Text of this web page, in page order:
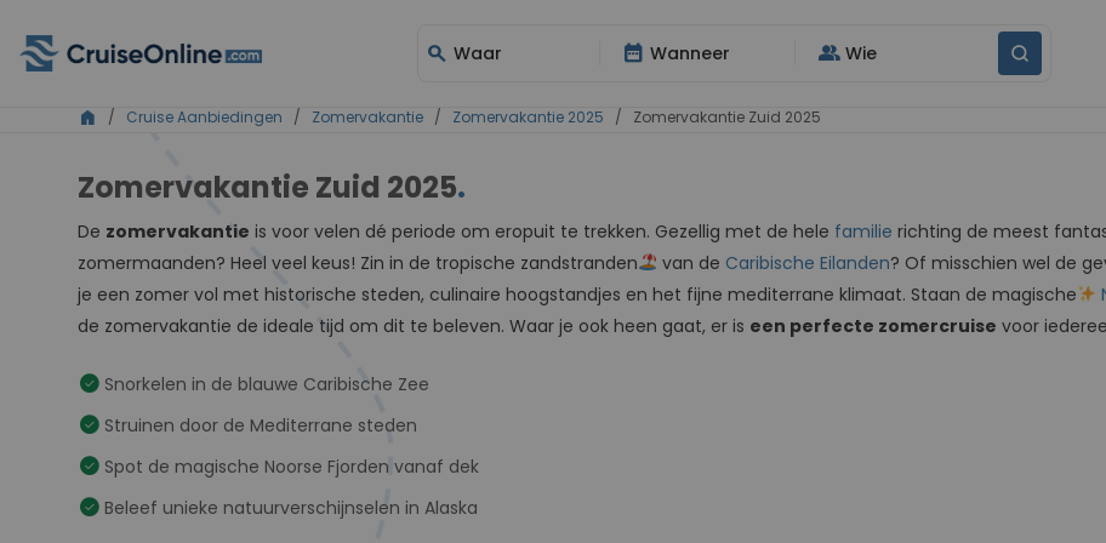
search Waar date_range Wanneer group Wie
home / Cruise Aanbiedingen / Zomervakantie / Zomervakantie 2025 / Zomervakantie Zuid 2025
Zomervakantie Zuid 2025.
De zomervakantie is voor velen dé periode om eropuit te trekken. Gezellig met de hele familie richting de meest
zomermaanden? Heel veel keus! Zin in de tropische zandstranden
van de Caribische Eilanden? Of misschien wel de
je een zomer vol met historische steden, culinaire hoogstandjes en het fijne mediterrane klimaat. Staan de magische
de zomervakantie de ideale tijd om dit te beleven. Waar je ook heen gaat, er is een perfecte zomercruise voor
check_circle Snorkelen in de blauwe Caribische Zee
check_circle Struinen door de Mediterrane steden
check_circle Spot de magische Noorse Fjorden vanaf dek
check_circle Beleef unieke natuurverschijnselen in Alaska